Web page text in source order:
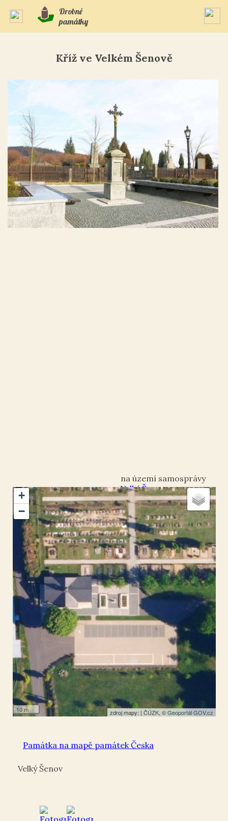
Drobné
památky
Kříž ve Velkém Šenově
+
−
10 m zdroj mapy: | ČÚZK, ©Geoportál GOV.cz
Velký Šenov
okres Děčín
Velký Šenov
50.993249,14.376148
Kříž
Památka na mapě památek Česka
Velký Šenov